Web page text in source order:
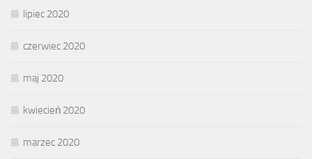
lipiec 2020
czerwiec 2020
maj 2020
kwiecień 2020
marzec 2020